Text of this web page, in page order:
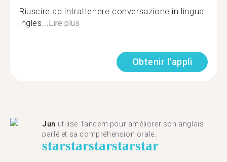
Riuscire ad intrattenere conversazione in lingua
ingles...Lire plus
Obtenir l'appli
Jun utilise Tandem pour améliorer son anglais
parlé et sa compréhension orale.
starstarstarstarstar